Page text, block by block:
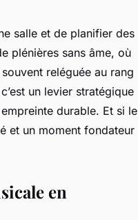
salle et de planifier des
plénières sans âme, où
reléguée au rang
un levier stratégique
durable. Et si le
et un moment fondateur
en